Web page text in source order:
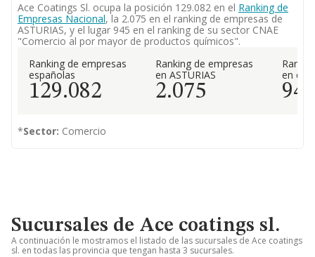
Ace Coatings Sl. ocupa la posición 129.082 en el Ranking de
Empresas Nacional, la 2.075 en el ranking de empresas de
ASTURIAS, y el lugar 945 en el ranking de su sector CNAE
"Comercio al por mayor de productos químicos".
Ranking de empresas
españolas
129.082
Ranking de empresas
en ASTURIAS
2.075
en el
945
*Sector: Comercio
Sucursales de Ace coatings sl.
A continuación le mostramos el listado de las sucursales de Ace coatings
sl. en todas las provincia que tengan hasta 3 sucursales.